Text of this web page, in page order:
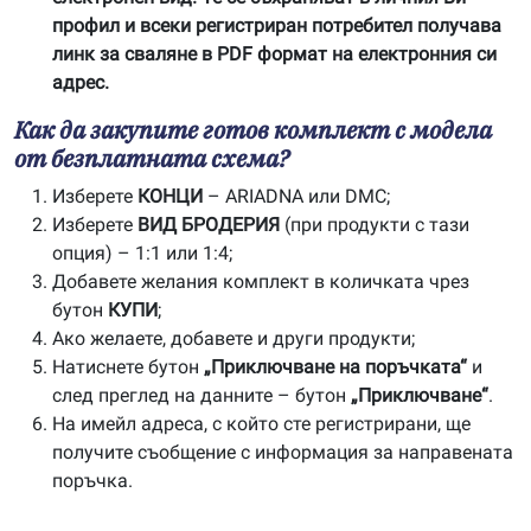
профил и всеки регистриран потребител получава
линк за сваляне в PDF формат на електронния си
адрес.
Как да закупите готов комплект с модела
от безплатната схема?
Изберете КОНЦИ – ARIADNA или DMC;
Изберете ВИД БРОДЕРИЯ (при продукти с тази
опция) – 1:1 или 1:4;
Добавете желания комплект в количката чрез
бутон КУПИ;
Ако желаете, добавете и други продукти;
Натиснете бутон „Приключване на поръчката“ и
след преглед на данните – бутон „Приключване“.
На имейл адреса, с който сте регистрирани, ще
получите съобщение с информация за направената
поръчка.